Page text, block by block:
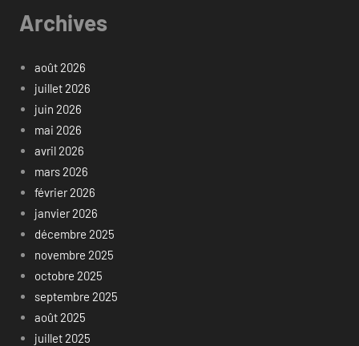
Archives
août 2026
juillet 2026
juin 2026
mai 2026
avril 2026
mars 2026
février 2026
janvier 2026
décembre 2025
novembre 2025
octobre 2025
septembre 2025
août 2025
juillet 2025